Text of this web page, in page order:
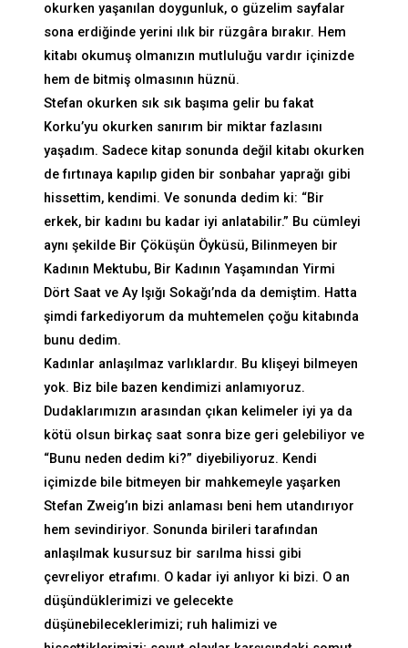
okurken yaşanılan doygunluk, o güzelim sayfalar
sona erdiğinde yerini ılık bir rüzgâra bırakır. Hem
kitabı okumuş olmanızın mutluluğu vardır içinizde
hem de bitmiş olmasının hüznü.
Stefan okurken sık sık başıma gelir bu fakat
Korku’yu okurken sanırım bir miktar fazlasını
yaşadım. Sadece kitap sonunda değil kitabı okurken
de fırtınaya kapılıp giden bir sonbahar yaprağı gibi
hissettim, kendimi. Ve sonunda dedim ki: “Bir
erkek, bir kadını bu kadar iyi anlatabilir.” Bu cümleyi
aynı şekilde Bir Çöküşün Öyküsü, Bilinmeyen bir
Kadının Mektubu, Bir Kadının Yaşamından Yirmi
Dört Saat ve Ay Işığı Sokağı’nda da demiştim. Hatta
şimdi farkediyorum da muhtemelen çoğu kitabında
bunu dedim.
Kadınlar anlaşılmaz varlıklardır. Bu klişeyi bilmeyen
yok. Biz bile bazen kendimizi anlamıyoruz.
Dudaklarımızın arasından çıkan kelimeler iyi ya da
kötü olsun birkaç saat sonra bize geri gelebiliyor ve
“Bunu neden dedim ki?” diyebiliyoruz. Kendi
içimizde bile bitmeyen bir mahkemeyle yaşarken
Stefan Zweig’ın bizi anlaması beni hem utandırıyor
hem sevindiriyor. Sonunda birileri tarafından
anlaşılmak kusursuz bir sarılma hissi gibi
çevreliyor etrafımı. O kadar iyi anlıyor ki bizi. O an
düşündüklerimizi ve gelecekte
düşünebileceklerimizi; ruh halimizi ve